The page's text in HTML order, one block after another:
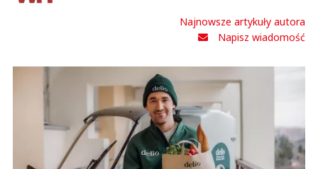
Najnowsze artykuły autora
Napisz wiadomość